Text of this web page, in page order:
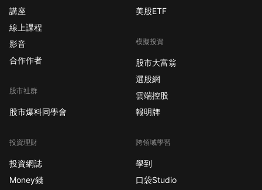
講座
線上課程
影音
合作作者
股市社群
股市爆料同學會
投資理財
投資網誌
Money錢
美股ETF
模擬投資
股市大富翁
選股網
雲端控股
報明牌
跨領域學習
學到
口袋Studio